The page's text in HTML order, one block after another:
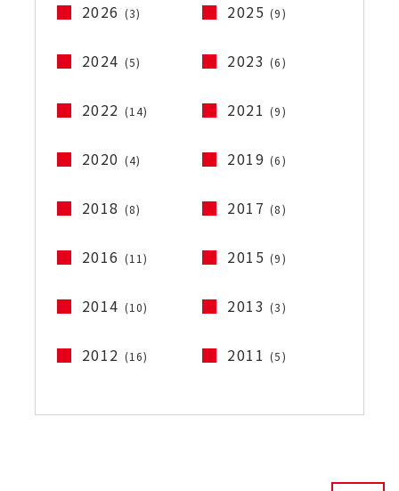
2026 (3) 2025 (9)
2024 (5) 2023 (6)
2022 (14) 2021 (9)
2020 (4) 2019 (6)
2018 (8) 2017 (8)
2016 (11) 2015 (9)
2014 (10) 2013 (3)
2012 (16) 2011 (5)